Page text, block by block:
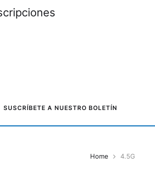
Elecciones
SUSCRÍBETE A NUESTRO BOLETÍN
Home 4.5G